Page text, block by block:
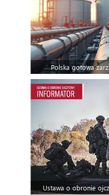
Polska gotowa
Ustawa o obronie